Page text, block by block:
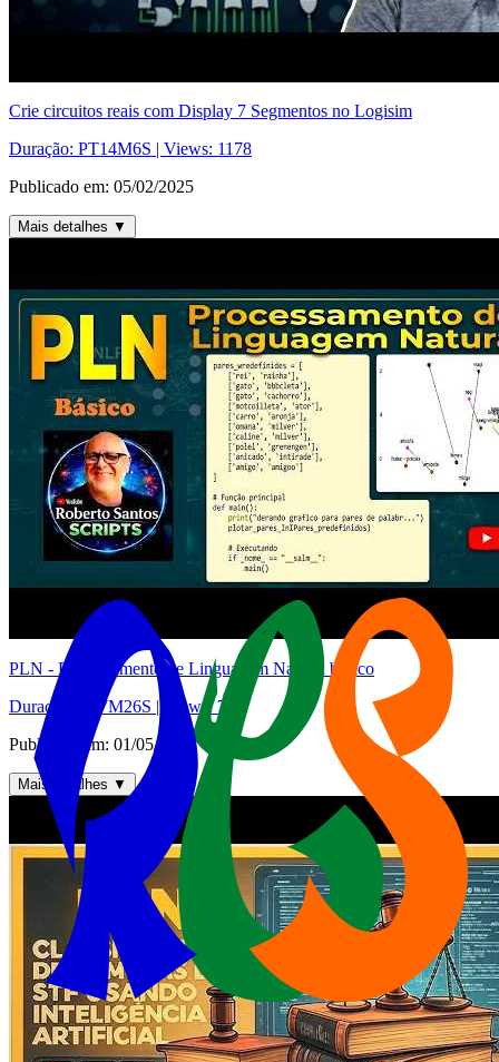
Crie circuitos reais com Display 7 Segmentos no Logisim
Duração: PT14M6S | Views: 1178
Publicado em: 05/02/2025
Mais detalhes ▼
PLN - Processamento de Linguagem Natural básico
Duração:
PT7M26S | Views:740
Publicado em: 01/05/2025
Mais detalhes ▼